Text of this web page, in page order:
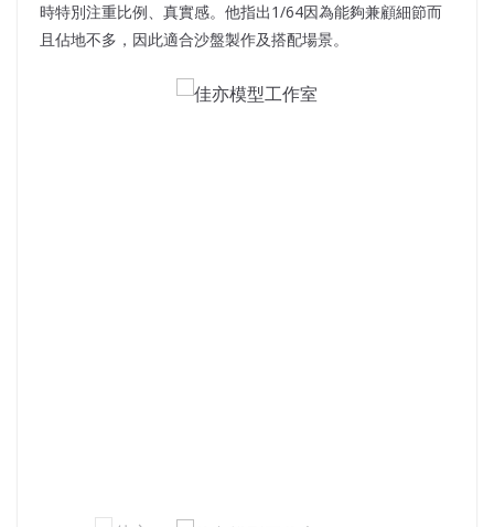
時特別注重比例、真實感。他指出1/64因為能夠兼顧細節而
且佔地不多，因此適合沙盤製作及搭配場景。